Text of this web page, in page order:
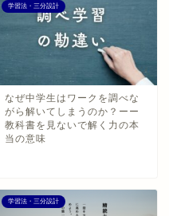
学習法・三分設計
なぜ中学生はワークを調べな
がら解いてしまうのか？ーー
教科書を見ないで解く力の本
当の意味
学習法・三分設計